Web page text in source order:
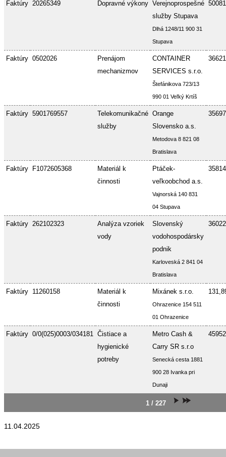
Faktúry 20265349 Dopravné výkony Verejnoprospešné
služby Stupava
Dlhá 1248/11 900 31
Stupava
Faktúry 0502026
Prenájom
mechanizmov
CONTAINER
SERVICES s.r.o.
Štefánikova 723/13
990 01 Veľký Krtíš
Faktúry 5901769557
Telekomunikačné
služby
Orange
Slovensko a.s.
Metodova 8 821 08
Bratislava
Faktúry F1072605368
Materiál k
činnosti
Ptáček-
veľkoobchod a.s.
Vajnorská 140 831
04 Stupava
Faktúry 262102323
Analýza vzoriek
vody
Slovenský
vodohospodársky
podnik
Karloveská 2 841 04
Bratislava
Faktúry 11260158
Materiál k
činnosti
Mixánek s.r.o.
Ohrazenice 154 511
01 Ohrazenice
Faktúry 0/0(025)0003/034181 Čistiace a
hygienické
potreby
Metro Cash &
Carry SR s.r.o
Senecká cesta 1881
900 28 Ivanka pri
Dunaji
1 / 227
11.04.2025